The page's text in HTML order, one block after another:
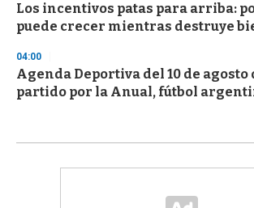
Los incentivos patas para arriba:
puede crecer mientras destruye
04:00
Agenda Deportiva del 10 de agosto
partido por la Anual, fútbol